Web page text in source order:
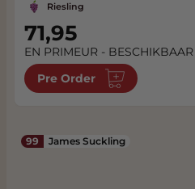
Riesling
71,95
EN PRIMEUR -
Pre Order
99 James Suckling